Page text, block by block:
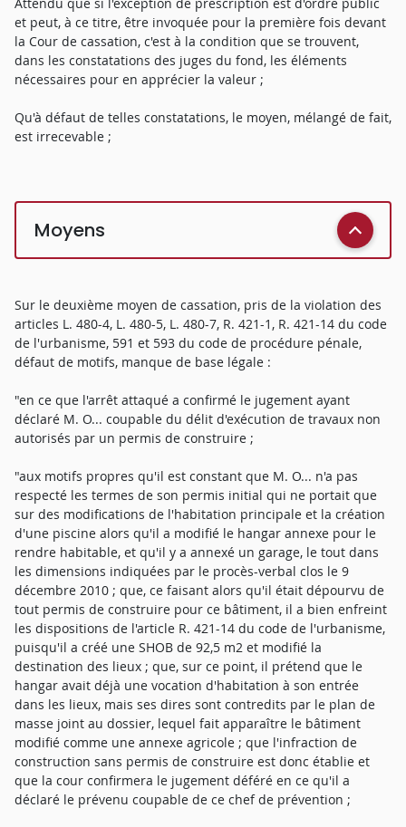
et peut, à ce titre, être invoquée pour la première fois devant
la Cour de cassation, c'est à la condition que se trouvent,
dans les constatations des juges du fond, les éléments
nécessaires pour en apprécier la valeur ;
Qu'à défaut de telles constatations, le moyen, mélangé de fait,
est irrecevable ;
Moyens
Sur le deuxième moyen de cassation, pris de la violation des
articles L. 480-4, L. 480-5, L. 480-7, R. 421-1, R. 421-14 du code
de l'urbanisme, 591 et 593 du code de procédure pénale,
défaut de motifs, manque de base légale :
"en ce que l'arrêt attaqué a confirmé le jugement ayant
déclaré M. O... coupable du délit d'exécution de travaux non
autorisés par un permis de construire ;
"aux motifs propres qu'il est constant que M. O... n'a pas
respecté les termes de son permis initial qui ne portait que
sur des modifications de l'habitation principale et la création
d'une piscine alors qu'il a modifié le hangar annexe pour le
rendre habitable, et qu'il y a annexé un garage, le tout dans
les dimensions indiquées par le procès-verbal clos le 9
décembre 2010 ; que, ce faisant alors qu'il était dépourvu de
tout permis de construire pour ce bâtiment, il a bien enfreint
les dispositions de l'article R. 421-14 du code de l'urbanisme,
puisqu'il a créé une SHOB de 92,5 m2 et modifié la
destination des lieux ; que, sur ce point, il prétend que le
hangar avait déjà une vocation d'habitation à son entrée
dans les lieux, mais ses dires sont contredits par le plan de
masse joint au dossier, lequel fait apparaître le bâtiment
modifié comme une annexe agricole ; que l'infraction de
construction sans permis de construire est donc établie et
que la cour confirmera le jugement déféré en ce qu'il a
déclaré le prévenu coupable de ce chef de prévention ;